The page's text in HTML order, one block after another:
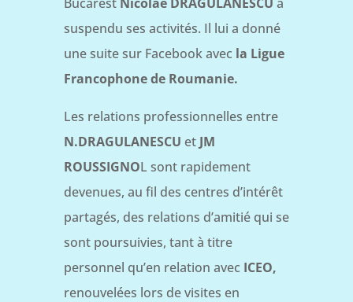
suspendu ses activités. Il lui a donné
une suite sur Facebook avec la Ligue
Francophone de Roumanie.
Les relations professionnelles entre
N.DRAGULANESCU et JM
ROUSSIGNOL sont rapidement
devenues, au fil des centres d’intérêt
partagés, des relations d’amitié qui se
sont poursuivies, tant à titre
personnel qu’en relation avec ICEO,
renouvelées lors de visites en